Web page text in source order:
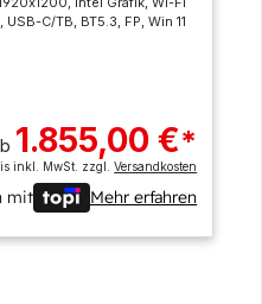
C/TB, BT5.3, FP, Win 11
1.855,00 €*
inkl. MwSt. zzgl.Versandkosten
mit Mehr erfahren